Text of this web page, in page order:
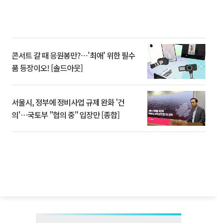
콘서트 갈 때 응원봉만?⋯'최애' 위한 필수
품 등장이오! [솔드아웃]
서울시, 정부에 정비사업 규제 완화 '건
의'⋯국토부 "협의 중" 입장만 [종합]